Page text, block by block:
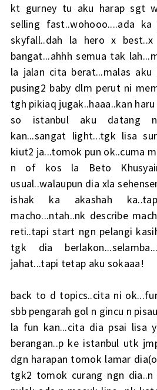
kt gurney tu aku harap sgt
selling fast..wohooo....ada
skyfall..dah la hero x best..x
bangat...ahhh semua tak
la jalan cita berat...malas
pusing2 baby dlm perut ni
tgh pikiaq jugak..haaa..kan haru
so istanbul aku datang
kan...sangat light...tgk lisa
kiut2 ja...tomok pun ok..cuma
n of kos la Beto
usual..walaupun dia xla
ishak ka akashah
macho...ntah..nk describe
reti..tapi start ngn pelangi
tgk dia
jahat...tapi tetap aku sokaaa!
back to d topics..cita ni
sbb pengarah gol n gincu n
la fun kan...cita dia psai lisa
berangan..p ke istanbul utk
dgn harapan tomok lamar
tgk2 tomok curang ngn